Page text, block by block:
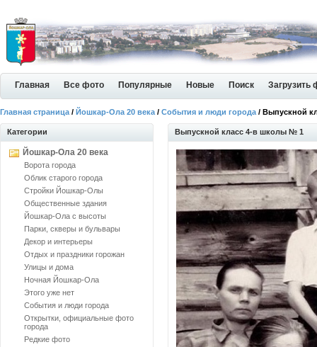
Главная Все фото Популярные Новые Поиск Загрузить
Главная страница / Йошкар-Ола 20 века / События и люди города / Выпускной
Категории
Йошкар-Ола 20 века
Ворота города
Облик старого города
Стройки Йошкар-Олы
Общественные здания
Йошкар-Ола с высоты
Парки, скверы и бульвары
Декор и интерьеры
Отдых и праздники горожан
Улицы и дома
Ночная Йошкар-Ола
Этого уже нет
События и люди города
Открытки, официальные фото
города
Редкие фото
Выпускной класс 4-в школы № 1